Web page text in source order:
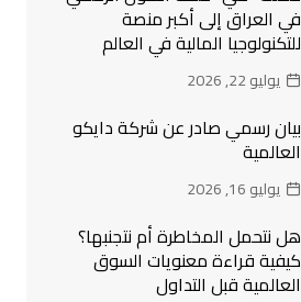
في العراق إلى أكبر منصة
للتكنولوجيا المالية في العالم
يوليو 22, 2026
بيان رسمي صادر عن شركة دايكو
العالمية
يوليو 16, 2026
هل نتحمل المخاطرة أم نتجنبها؟
كيفية قراءة معنويات السوق
العالمية قبل التداول